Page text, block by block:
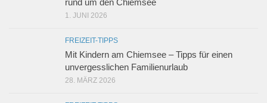
rund um den Chiemsee
1. JUNI 2026
FREIZEIT-TIPPS
Mit Kindern am Chiemsee – Tipps für einen
unvergesslichen Familienurlaub
28. MÄRZ 2026